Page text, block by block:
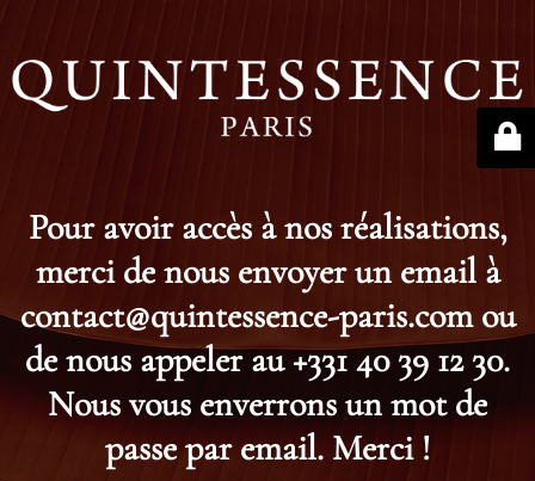
Pour avoir accès à nos réalisations,
merci de nous envoyer un email à
contact@quintessence-paris.com ou
de nous appeler au +331 40 39 12 30.
Nous vous enverrons un mot de
passe par email. Merci !